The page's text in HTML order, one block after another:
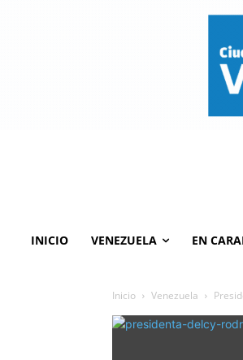
INICIO VENEZUELA EN
Inicio Venezuela